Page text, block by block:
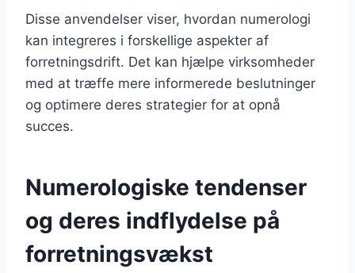
Disse anvendelser viser, hvordan numerologi
kan integreres i forskellige aspekter af
forretningsdrift. Det kan hjælpe virksomheder
med at træffe mere informerede beslutninger
og optimere deres strategier for at opnå
succes.
Numerologiske tendenser
og deres indflydelse på
forretningsvækst